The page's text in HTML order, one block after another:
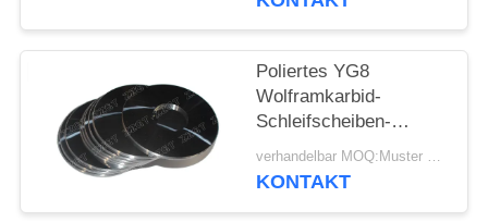
Poliertes YG8
Wolframkarbid-
Schleifscheiben-
Fräswerkzeug
verhandelbar MOQ:Muster werden angenommen
KONTAKT